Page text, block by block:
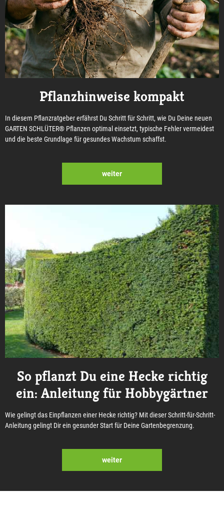
Pflanzhinweise kompakt
In diesem Pflanzratgeber erfährst Du Schritt für Schritt, wie Du Deine neuen
GARTEN SCHLÜTER® Pflanzen optimal einsetzt, typische Fehler vermeidest
und die beste Grundlage für gesundes Wachstum schaffst.
weiter
So pflanzt Du eine Hecke richtig
ein: Anleitung für Hobbygärtner
Wie gelingt das Einpflanzen einer Hecke richtig? Mit dieser Schritt-für-Schritt-
Anleitung gelingt Dir ein gesunder Start für Deine Gartenbegrenzung.
weiter